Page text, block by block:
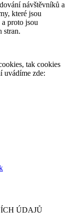
návštěvníků a
které jsou
proto jsou
stran.
tak cookies
uvádíme zde:
ÚDAJŮ